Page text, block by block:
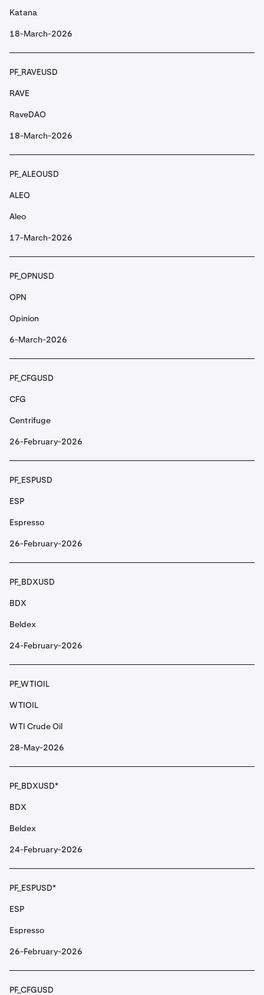
Akash
PF_ALCHUSD
ALCH
Alchemist AI
PF_ALICEUSD
ALICE
My Neighbor Alice
PF_ALTUSD
ALT
AltLayer
PF_ANIMEUSD
ANIME
Animecoin
PF_ANKRUSD
ANKR
Ankr
API3
API3
PF_ARCUSD
AI Rig Complex
PF_ARKMUSD
ARKM
PF_ARUSD
AR
Arweave
PF_ASTERUSD
ASTER
Aster
ASTR
Astar
Aethir
Katana
18-March-2026
PF_RAVEUSD
RAVE
RaveDAO
18-March-2026
PF_ALEOUSD
ALEO
Aleo
17-March-2026
PF_OPNUSD
OPN
Opinion
6-March-2026
PF_CFGUSD
CFG
Centrifuge
26-February-2026
PF_ESPUSD
ESP
Espresso
26-February-2026
PF_BDXUSD
BDX
Beldex
24-February-2026
PF_WTIOIL
WTIOIL
WTI Crude Oil
28-May-2026
PF_BDXUSD*
BDX
Beldex
24-February-2026
PF_ESPUSD*
ESP
Espresso
26-February-2026
PF_CFGUSD